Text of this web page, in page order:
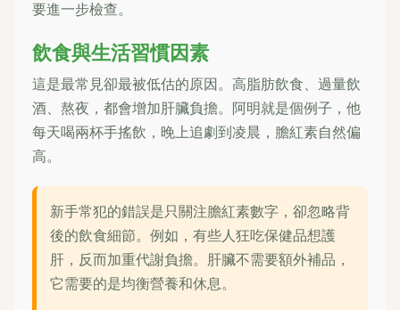
要進一步檢查。
飲食與生活習慣因素
這是最常見卻最被低估的原因。高脂肪飲食、過量飲
酒、熬夜，都會增加肝臟負擔。阿明就是個例子，他
每天喝兩杯手搖飲，晚上追劇到凌晨，膽紅素自然偏
高。
新手常犯的錯誤是只關注膽紅素數字，卻忽略背
後的飲食細節。例如，有些人狂吃保健品想護
肝，反而加重代謝負擔。肝臟不需要額外補品，
它需要的是均衡營養和休息。